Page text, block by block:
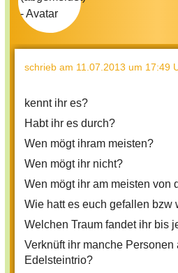
schrieb am 11.07.2013 um 17:49
kennt ihr es?
Habt ihr es durch?
Wen mögt ihram meisten?
Wen mögt ihr nicht?
Wen mögt ihr am meisten von
Wie hatt es euch gefallen bzw
Welchen Traum fandet ihr bis
Verknüft ihr manche Personen
Edelsteintrio?